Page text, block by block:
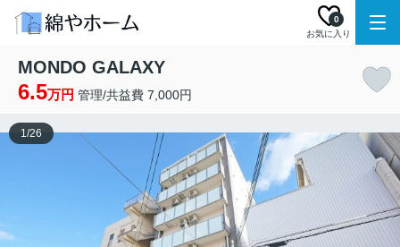
お気に入り
0
MONDO GALAXY
6.5万円 管理/共益費 7,000円
1/26